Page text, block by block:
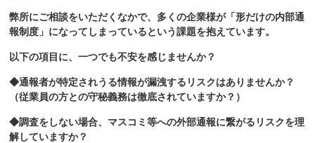
弊所にご相談をいただくなかで、多くの企業様が「形だけの内部通
報制度」になってしまっているという課題を抱えています。
以下の項目に、一つでも不安を感じませんか？
◆通報者が特定されうる情報が漏洩するリスクはありませんか？
（従業員の方との守秘義務は徹底されていますか？）
◆調査をしない場合、マスコミ等への外部通報に繋がるリスクを理
解していますか？